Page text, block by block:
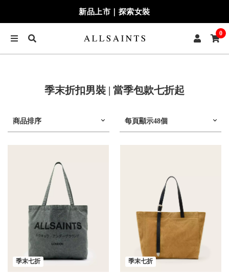
新品上市｜探索女裝
0
季末折扣男裝 | 當季包款七折起
商品排序 每頁顯示48個
季末七折 季末七折